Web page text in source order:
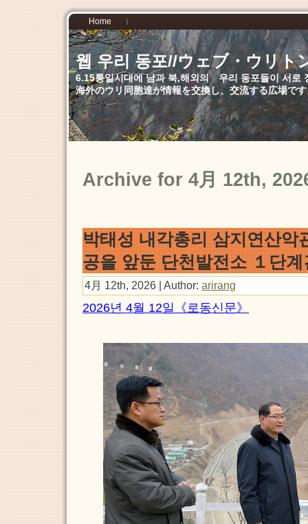
Home
웹 우리 동포//ウェブ・ウリト
6.15통일시대에 남과 북,해외의 우리 동포들이 서로
海外のウリ同胞達が情報を交換し、交流する広場で
Archive for 4月 12th,
박태성 내각총리 삼지연산악
공을 앞둔 단천발전소 １단
4月 12th, 2026 | Author: arirang
2026년 4월 12일《로동신문》